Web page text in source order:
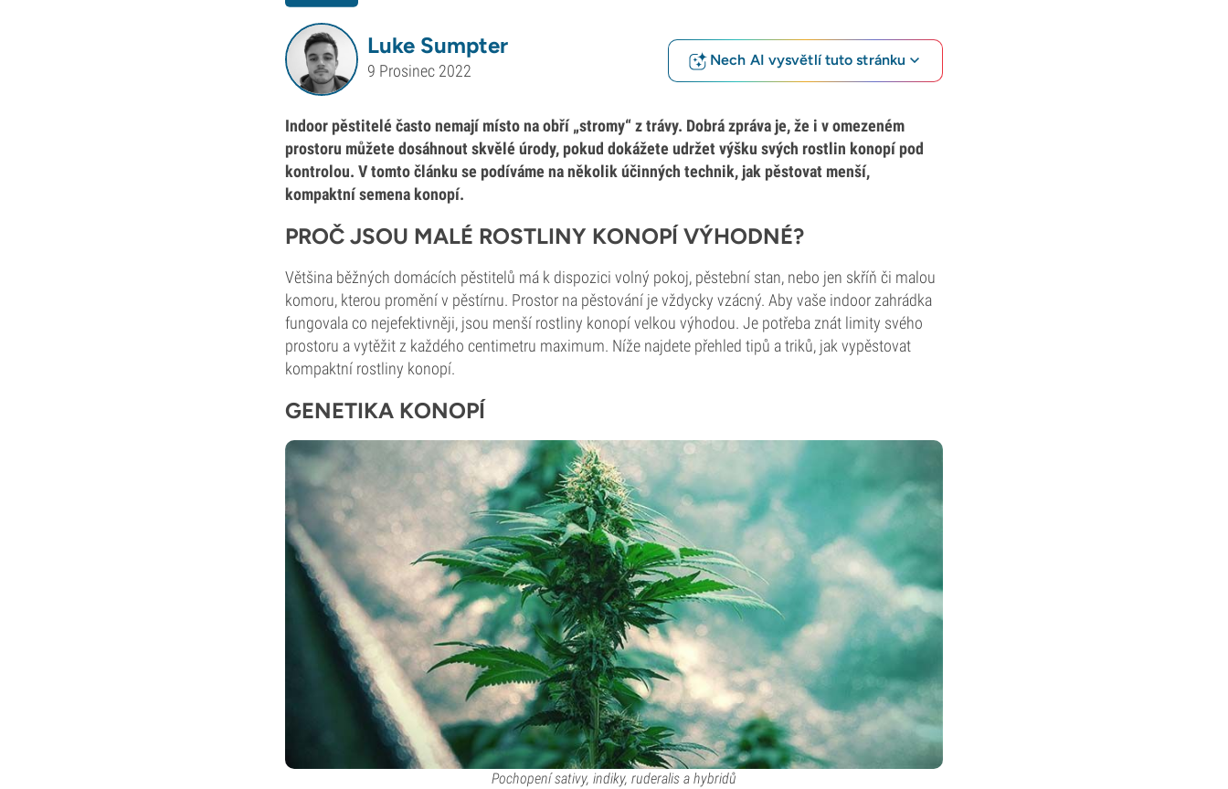
Luke Sumpter
9 Prosinec 2022
Nech AI vysvětlí tuto stránku
Indoor pěstitelé často nemají místo na obří „stromy“ z trávy. Dobrá zpráva je, že i v omezeném
prostoru můžete dosáhnout skvělé úrody, pokud dokážete udržet výšku svých rostlin konopí pod
kontrolou. V tomto článku se podíváme na několik účinných technik, jak pěstovat menší,
kompaktní semena konopí.
PROČ JSOU MALÉ ROSTLINY KONOPÍ VÝHODNÉ?
Většina běžných domácích pěstitelů má k dispozici volný pokoj, pěstební stan, nebo jen skříň či malou
komoru, kterou promění v pěstírnu. Prostor na pěstování je vždycky vzácný. Aby vaše indoor zahrádka
fungovala co nejefektivněji, jsou menší rostliny konopí velkou výhodou. Je potřeba znát limity svého
prostoru a vytěžit z každého centimetru maximum. Níže najdete přehled tipů a triků, jak vypěstovat
kompaktní rostliny konopí.
GENETIKA KONOPÍ
Pochopení sativy, indiky, ruderalis a hybridů